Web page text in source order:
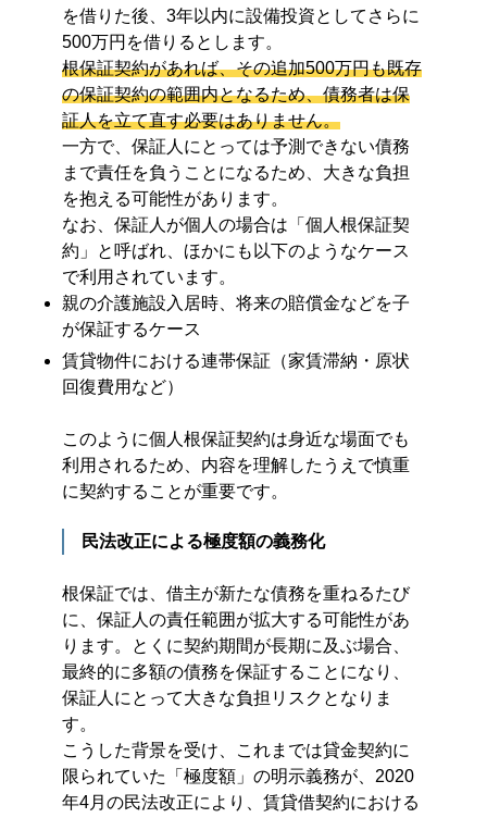
を借りた後、3年以内に設備投資としてさらに
500万円を借りるとします。
根保証契約があれば、その追加500万円も既存
の保証契約の範囲内となるため、債務者は保
証人を立て直す必要はありません。
一方で、保証人にとっては予測できない債務
まで責任を負うことになるため、大きな負担
を抱える可能性があります。
なお、保証人が個人の場合は「個人根保証契
約」と呼ばれ、ほかにも以下のようなケース
で利用されています。
親の介護施設入居時、将来の賠償金などを子
が保証するケース
賃貸物件における連帯保証（家賃滞納・原状
回復費用など）
このように個人根保証契約は身近な場面でも
利用されるため、内容を理解したうえで慎重
に契約することが重要です。
民法改正による極度額の義務化
根保証では、借主が新たな債務を重ねるたび
に、保証人の責任範囲が拡大する可能性があ
ります。とくに契約期間が長期に及ぶ場合、
最終的に多額の債務を保証することになり、
保証人にとって大きな負担リスクとなりま
す。
こうした背景を受け、これまでは貸金契約に
限られていた「極度額」の明示義務が、2020
年4月の民法改正により、賃貸借契約における